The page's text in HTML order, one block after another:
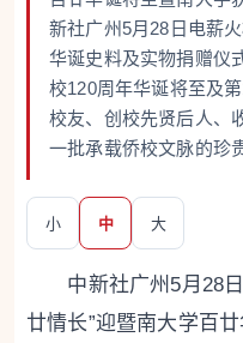
新社广州5月28日电薪
华诞史料及实物捐赠仪
校120周年华诞将至及
校友、创校先贤后人、
一批承载侨校文脉的珍
小 中 大
中新社广州5月28日
廿情长”迎暨南大学百